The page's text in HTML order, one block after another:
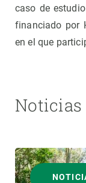
caso de
financiado por
en el que
Noticias